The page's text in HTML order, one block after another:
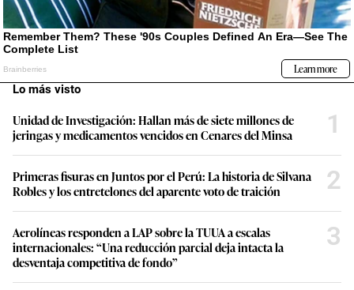
Lo más visto
Unidad de Investigación: Hallan más de siete millones de
jeringas y medicamentos vencidos en Cenares del Minsa
1
Primeras fisuras en Juntos por el Perú: La historia de Silvana
Robles y los entretelones del aparente voto de traición
2
Aerolíneas responden a LAP sobre la TUUA a escalas
internacionales: “Una reducción parcial deja intacta la
desventaja competitiva de fondo”
3